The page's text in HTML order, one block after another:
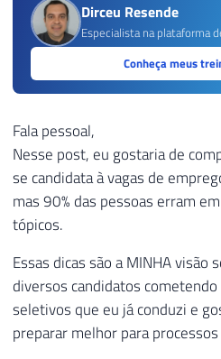
Dirceu Resende
Especialista na plataforma
Conheça meus
Fala pessoal,
Nesse post, eu gostaria de
se candidata à vagas de
mas 90% das pessoas erram
tópicos.
Essas dicas são a MINHA visão
diversos candidatos
seletivos que eu já conduzi e
preparar melhor para